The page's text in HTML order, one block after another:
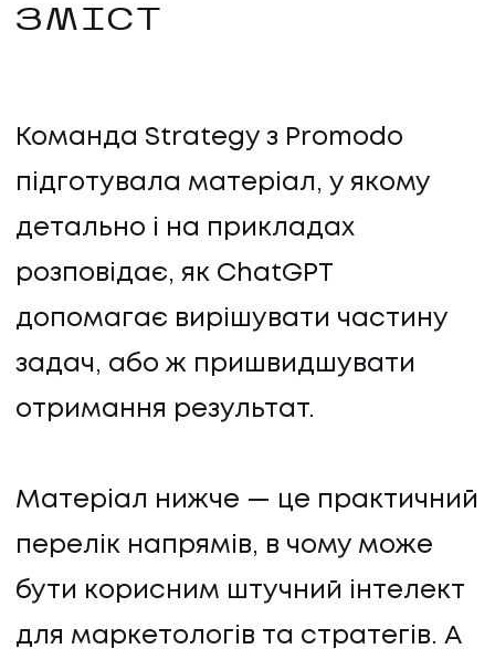
ЗМІСТ
Команда Strategy з Promodo
підготувала матеріал, у якому
детально і на прикладах
розповідає, як ChatGPT
допомагає вирішувати частину
задач, або ж пришвидшувати
отримання результат.
Матеріал нижче — це практичний
перелік напрямів, в чому може
бути корисним штучний інтелект
для маркетологів та стратегів. А